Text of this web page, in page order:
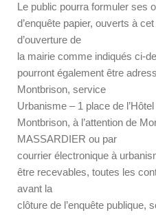
Le public pourra formuler ses
d’enquête papier, ouverts à
d’ouverture de
la mairie comme indiqués ci-
pourront également être
Montbrison, service
Urbanisme – 1 place de
Montbrison, à l’attention de
MASSARDIER ou par
courrier électronique à
être recevables, toutes les
avant la
clôture de l’enquête publique,